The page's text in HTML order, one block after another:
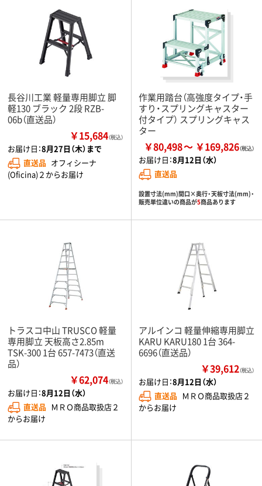
長谷川工業 軽量専用脚立 脚
軽130 ブラック 2段 RZB-
06b（直送品）
￥15,684（税込）
お届け日：8月27日（木）まで
直送品 オフィシーナ
(Oficina)２からお届け
作業用踏台（高強度タイプ・手
すり・スプリングキャスター
付タイプ） スプリングキャス
ター
￥80,498 ￥169,826
お届け日：8月12日（水）
直送品
設置寸法(mm)間口×奥行・天板寸法(mm)・
販売単位違いの商品が5商品あります
トラスコ中山 TRUSCO 軽量
専用脚立 天板高さ2.85m
TSK-300 1台 657-7473（直送
品）
￥62,074（税込）
お届け日：8月12日（水）
直送品 ＭＲＯ商品取扱店２
からお届け
アルインコ 軽量伸縮専用脚立
KARU KARU180 1台 364-
6696（直送品）
￥39,612（税込）
お届け日：8月12日（水）
直送品 ＭＲＯ商品取扱店２
からお届け